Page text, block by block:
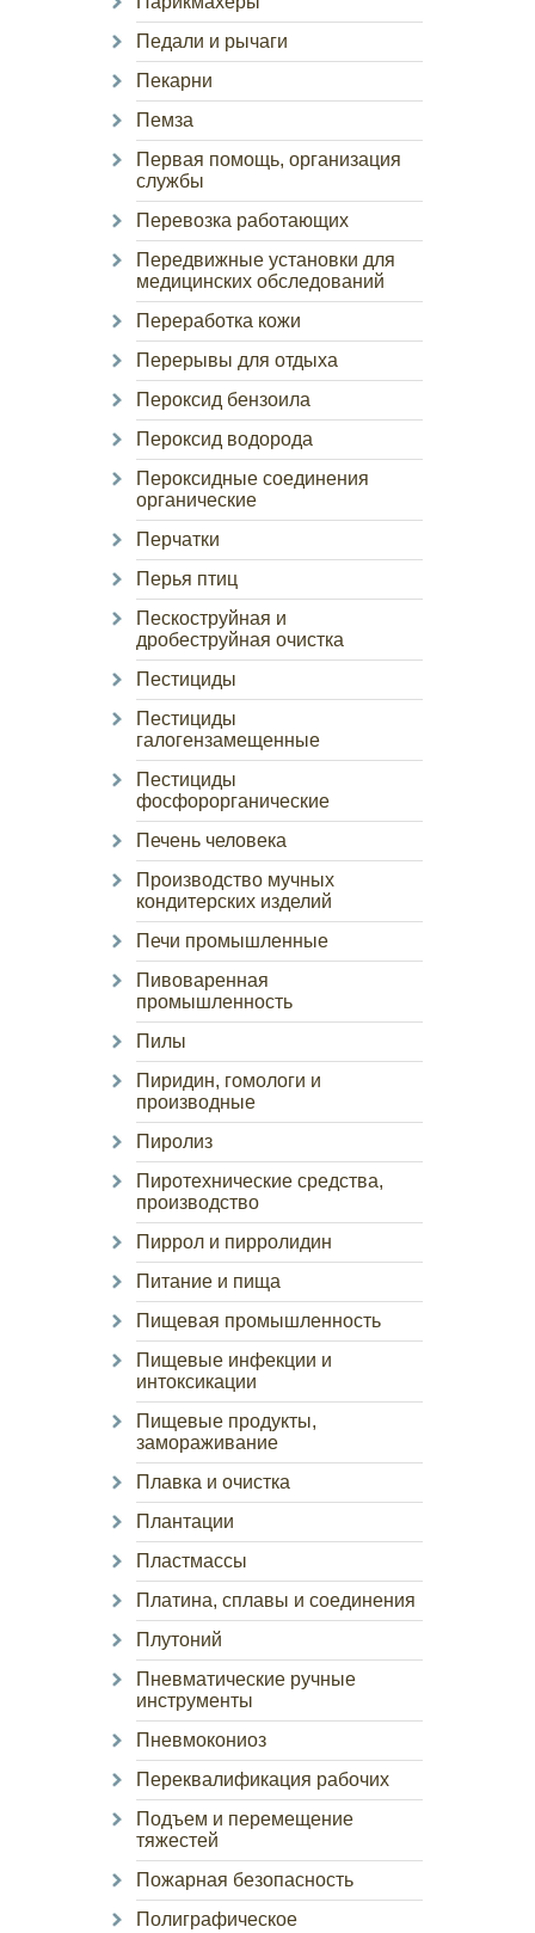
Педали и рычаги
Пекарни
Пемза
Первая помощь, организация
службы
Перевозка работающих
Передвижные установки для
медицинских обследований
Переработка кожи
Перерывы для отдыха
Пероксид бензоила
Пероксид водорода
Пероксидные соединения
органические
Перчатки
Перья птиц
Пескоструйная и
дробеструйная очистка
Пестициды
Пестициды
галогензамещенные
Пестициды
фосфорорганические
Печень человека
Производство мучных
кондитерских изделий
Печи промышленные
Пивоваренная
промышленность
Пилы
Пиридин, гомологи и
производные
Пиролиз
Пиротехнические средства,
производство
Пиррол и пирролидин
Питание и пища
Пищевая промышленность
Пищевые инфекции и
интоксикации
Пищевые продукты,
замораживание
Плавка и очистка
Плантации
Пластмассы
Платина, сплавы и соединения
Плутоний
Пневматические ручные
инструменты
Пневмокониоз
Переквалификация рабочих
Подъем и перемещение
тяжестей
Пожарная безопасность
Полиграфическое